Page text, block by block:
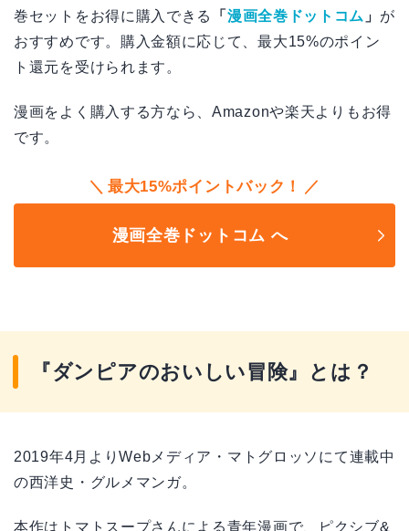
巻セットをお得に購入できる
「 漫画全巻ドットコム 」 が
おすすめです。購入金額に応じて、最大15%のポイン
ト還元を受けられます。
漫画をよく購入する方なら、Amazonや楽天よりもお得
です。
最大15%ポイントバック！
漫画全巻ドットコム へ
『ダンピアのおいしい冒険』とは？
2019年4月よりWebメディア・マトグロッソにて連載中
の西洋史・グルメマンガ。
本作はトマトスープさんによる青年漫画で、ピクシブ&